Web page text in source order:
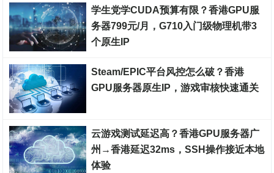
学生党学CUDA预算有限？香港GPU服
务器799元/月，G710入门级物理机带3
个原生IP
Steam/EPIC平台风控怎么破？香港
GPU服务器原生IP，游戏审核快速通关
云游戏测试延迟高？香港GPU服务器广
州→香港延迟32ms，SSH操作接近本地
体验